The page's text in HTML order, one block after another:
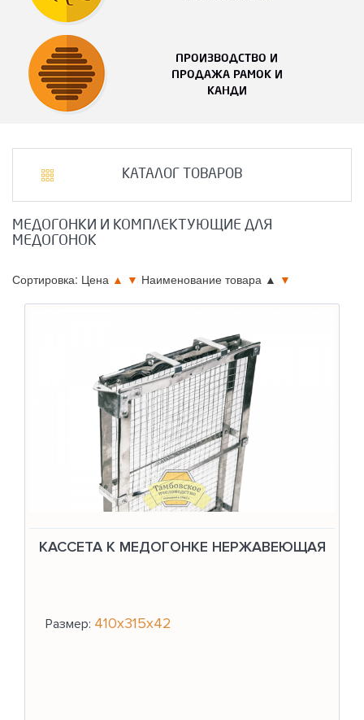
ПРОИЗВОДСТВО И
ПРОДАЖА РАМОК И
КАНДИ
КАТАЛОГ ТОВАРОВ
МЕДОГОНКИ И КОМПЛЕКТУЮЩИЕ ДЛЯ
МЕДОГОНОК
Сортировка: Цена ▲ ▼ Наименование товара ▲ ▼
КАССЕТА К МЕДОГОНКЕ НЕРЖАВЕЮЩАЯ
Размер: 410х315х42